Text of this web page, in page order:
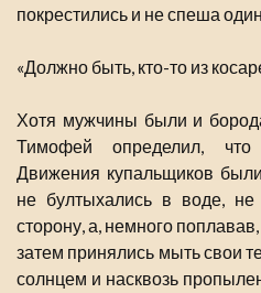
покрестились и не спеша
«Должно быть, кто-то из
Хотя мужчины были и
Тимофей определил,
Движения купальщиков
не бултыхались в воде,
сторону, а, немного
затем принялись мыть свои
солнцем и насквозь